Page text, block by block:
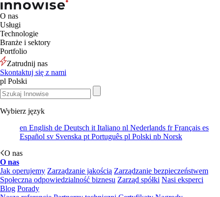
O nas
Usługi
Technologie
Branże i sektory
Portfolio
Zatrudnij nas
Skontaktuj się z nami
pl Polski
Wybierz język
en English de Deutsch it Italiano nl Nederlands frFrançais es
Español sv Svenska pt Português pl Polski nb Norsk
O nas
O nas
Jak operujemy Zarządzanie jakością Zarządzanie bezpieczeństwem
Społeczna odpowiedzialność biznesu Zarząd spółki Nasi eksperci
Blog Porady